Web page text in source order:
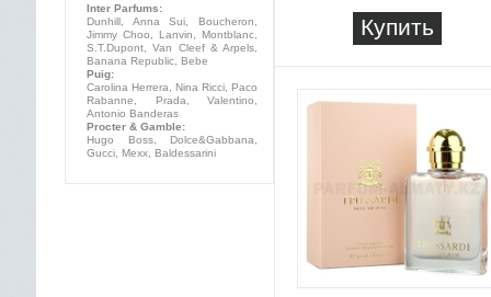
Купить
Inter Parfums:
Dunhill, Anna Sui, Boucheron,
Jimmy Choo, Lanvin, Montblanc,
S.T.Dupont, Van Cleef & Arpels,
Banana Republic, Bebe
Puig:
Carolina Herrera, Nina Ricci, Paco
Rabanne, Prada, Valentino,
Antonio Banderas
Procter & Gamble:
Hugo Boss, Dolce&Gabbana,
Gucci, Mexx, Baldessarini